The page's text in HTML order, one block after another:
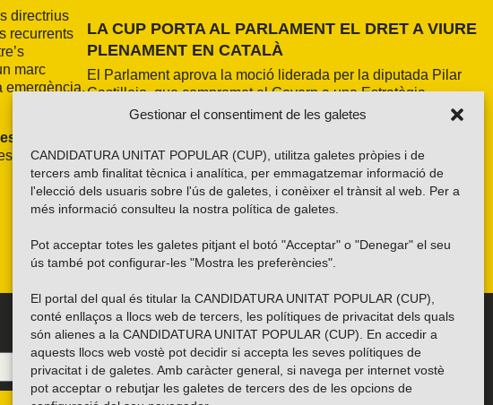
Gestionar el consentiment de les galetes
CANDIDATURA UNITAT POPULAR (CUP), utilitza galetes pròpies i de
tercers amb finalitat tècnica i analítica, per emmagatzemar informació de
l'elecció dels usuaris sobre l'ús de galetes, i conèixer el trànsit al web. Per a
més informació consulteu la nostra política de galetes
Pot acceptar totes les galetes pitjant el botó "Acceptar" o "Denegar" el seu
ús també pot configurar-les "Mostra les preferències".
El portal del qual és titular la CANDIDATURA UNITAT POPULAR (CUP),
conté enllaços a llocs web de tercers, les polítiques de privacitat dels quals
són alienes a la CANDIDATURA UNITAT POPULAR (CUP). En accedir a
aquests llocs web vostè pot decidir si accepta les seves polítiques de
privacitat i de galetes. Amb caràcter general, si navega per internet vostè
pot acceptar o rebutjar les galetes de tercers des de les opcions de
directrius
recurrents
marc
emergència.
de
LA CUP PORTA AL PARLAMENT EL DRET A VIURE
PLENAMENT EN CATALÀ
El Parlament aprova la moció liderada per la diputada Pilar
Castillejo, que compromet el Govern a una Estratègia
Nacional d’Accés a la Llengua, drets lingüístics als serveis
en català
Troba’ns a les xarxes socials